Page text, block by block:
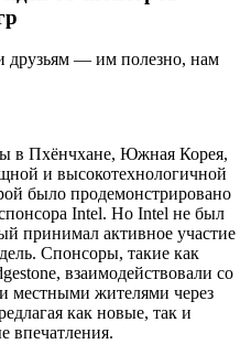
друзьям — им полезно, нам
в Пхёнчхане, Южная Корея,
и высокотехнологичной
было продемонстрировано
Intel. Но Intel не был
принимал активное участие
Спонсоры, такие как
взаимодействовали со
местными жителями через
как новые, так и
впечатления.